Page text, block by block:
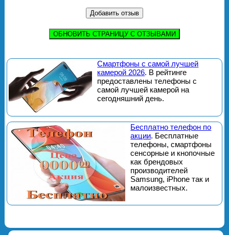
ОБНОВИТЬ СТРАНИЦУ С ОТЗЫВАМИ
Смартфоны с самой лучшей
камерой 2026. В рейтинге
предоставлены телефоны с
самой лучшей камерой на
сегодняшний день.
Бесплатно телефон по
акции. Бесплатные
телефоны, смартфоны
сенсорные и кнопочные
как брендовых
производителей
Samsung, iPhone так и
малоизвестных.